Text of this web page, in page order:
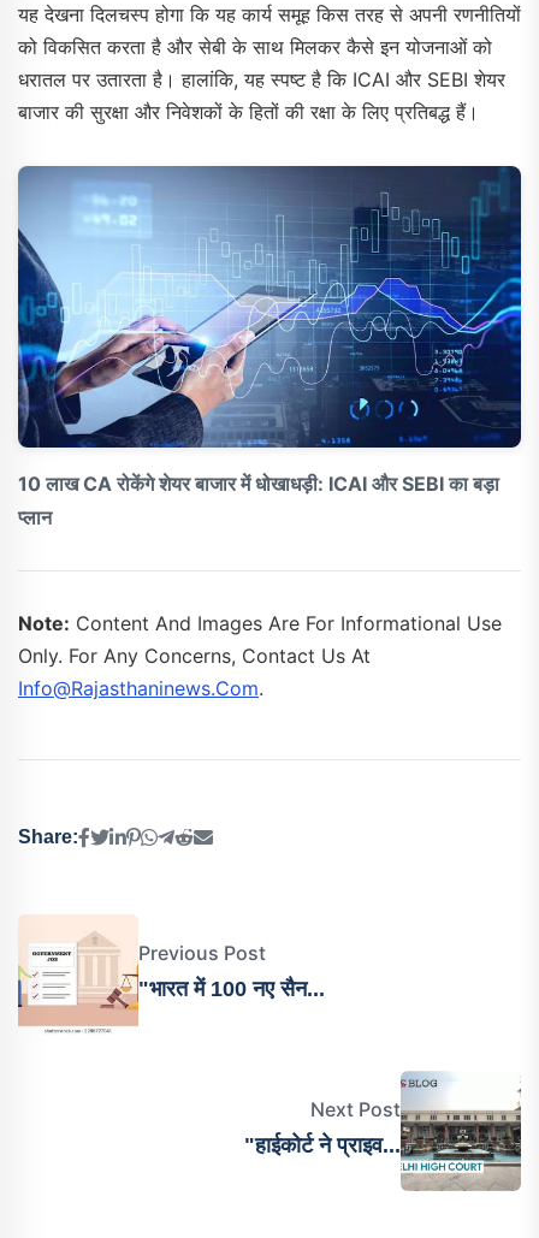
यह देखना दिलचस्प होगा कि यह कार्य समूह किस तरह से अपनी रणनीतियों
को विकसित करता है और सेबी के साथ मिलकर कैसे इन योजनाओं को
धरातल पर उतारता है। हालांकि, यह स्पष्ट है कि ICAI और SEBI शेयर
बाजार की सुरक्षा और निवेशकों के हितों की रक्षा के लिए प्रतिबद्ध हैं।
10 लाख CA रोकेंगे शेयर बाजार में धोखाधड़ी: ICAI और SEBI का बड़ा
प्लान
Note: Content And Images Are For Informational Use
Only. For Any Concerns, Contact Us At
Info@rajasthaninews.com.
Share:
Previous Post
"भारत में 100 नए सैन...
Next Post
"हाईकोर्ट ने प्राइव...